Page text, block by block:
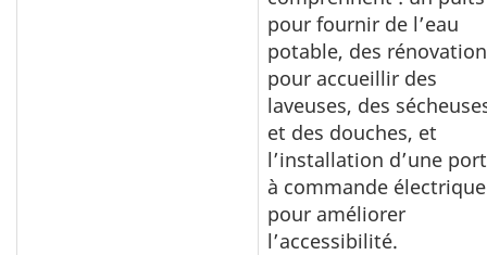
pour fournir de l’eau
potable, des
pour accueillir des
laveuses, des
et des douches, et
l’installation d’une
à commande électrique
pour améliorer
l’accessibilité.